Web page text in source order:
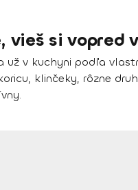
vieš si
v kuchyni podľa
klinčeky, rôzne